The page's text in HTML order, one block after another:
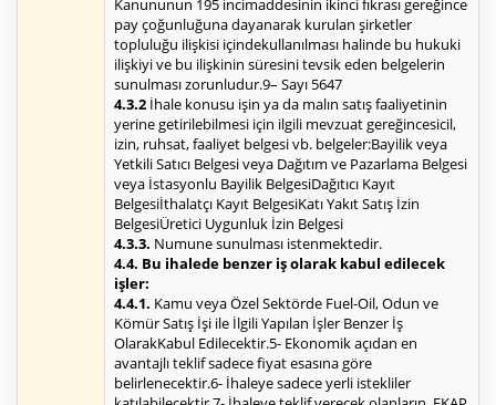
Kanununun 195 incimaddesinin ikinci fıkrası gereğince
pay çoğunluğuna dayanarak kurulan şirketler
topluluğu ilişkisi içindekullanılması halinde bu hukuki
ilişkiyi ve bu ilişkinin süresini tevsik eden belgelerin
sunulması zorunludur.9– Sayı 5647
4.3.2 İhale konusu işin ya da malın satış faaliyetinin
yerine getirilebilmesi için ilgili mevzuat gereğincesicil,
izin, ruhsat, faaliyet belgesi vb. belgeler:Bayilik veya
Yetkili Satıcı Belgesi veya Dağıtım ve Pazarlama Belgesi
veya İstasyonlu Bayilik BelgesiDağıtıcı Kayıt
Belgesiİthalatçı Kayıt BelgesiKatı Yakıt Satış İzin
BelgesiÜretici Uygunluk İzin Belgesi
4.3.3. Numune sunulması istenmektedir.
4.4. Bu ihalede benzer iş olarak kabul edilecek
işler:
4.4.1. Kamu veya Özel Sektörde Fuel-Oil, Odun ve
Kömür Satış İşi ile İlgili Yapılan İşler Benzer İş
OlarakKabul Edilecektir.5- Ekonomik açıdan en
avantajlı teklif sadece fiyat esasına göre
belirlenecektir.6- İhaleye sadece yerli istekliler